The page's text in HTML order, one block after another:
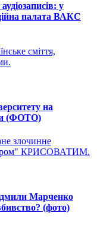
у
палата ВАКС
сміття,
на
(ФОТО)
злочинне
КРИСОВАТИМ.
Марченко
(фото)